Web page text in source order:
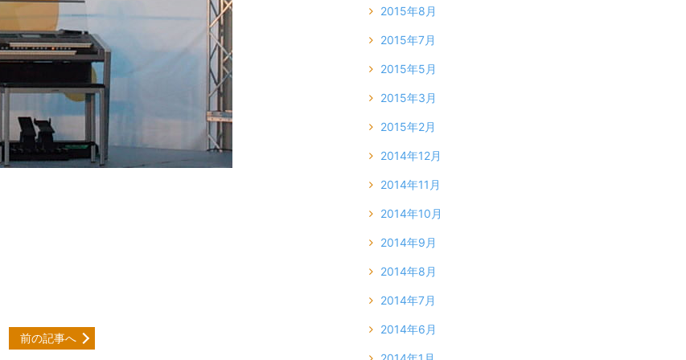
前の記事へ
2015年8月
2015年7月
2015年5月
2015年3月
2015年2月
2014年12月
2014年11月
2014年10月
2014年9月
2014年8月
2014年7月
2014年6月